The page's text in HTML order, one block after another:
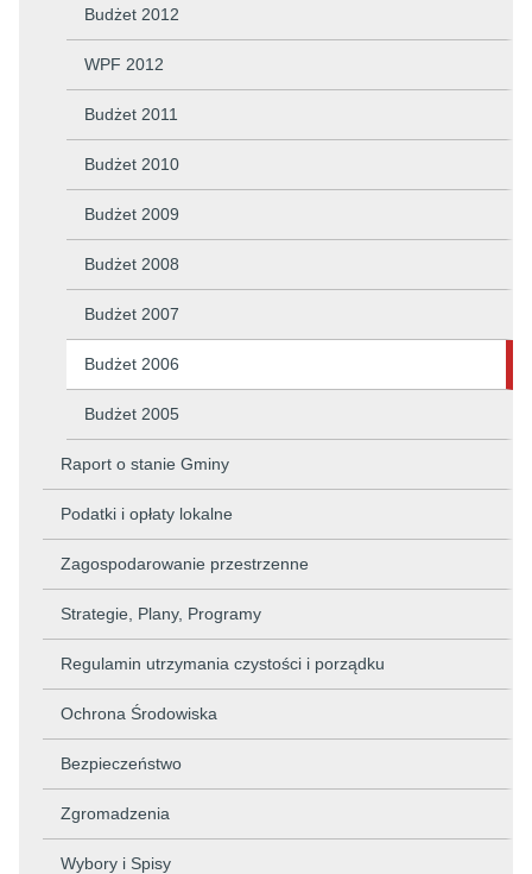
Budżet 2012
WPF 2012
Budżet 2011
Budżet 2010
Budżet 2009
Budżet 2008
Budżet 2007
Budżet 2006
Budżet 2005
Raport o stanie Gminy
Podatki i opłaty lokalne
Zagospodarowanie przestrzenne
Strategie, Plany, Programy
Regulamin utrzymania czystości i porządku
Ochrona Środowiska
Bezpieczeństwo
Zgromadzenia
Wybory i Spisy